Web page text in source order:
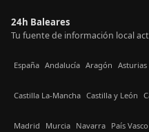
24h Baleares
Tu fuente de información local
España Andalucía Aragón Asturias
Castilla La-Mancha Castilla y León
Madrid Murcia Navarra País Vasco